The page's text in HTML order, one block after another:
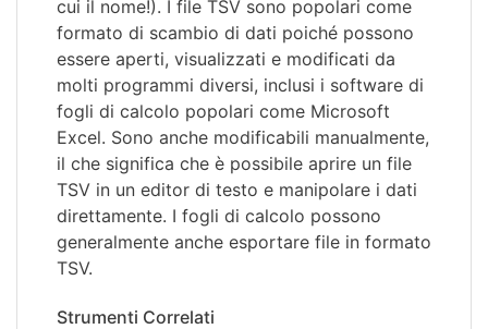
cui il nome!). I file TSV sono popolari come
formato di scambio di dati poiché possono
essere aperti, visualizzati e modificati da
molti programmi diversi, inclusi i software di
fogli di calcolo popolari come Microsoft
Excel. Sono anche modificabili manualmente,
il che significa che è possibile aprire un file
TSV in un editor di testo e manipolare i dati
direttamente. I fogli di calcolo possono
generalmente anche esportare file in formato
TSV.
Strumenti Correlati